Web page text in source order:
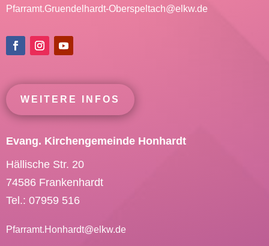
Pfarramt.Gruendelhardt-Oberspeltach@elkw.de
WEITERE INFOS
Evang. Kirchengemeinde Honhardt
Hällische Str. 20
74586 Frankenhardt
Tel.: 07959 516
Pfarramt.Honhardt@elkw.de